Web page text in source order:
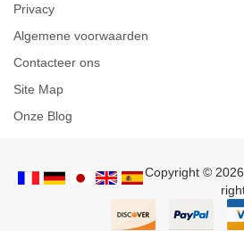
Privacy
Algemene voorwaarden
Contacteer ons
Site Map
Onze Blog
Copyright ©